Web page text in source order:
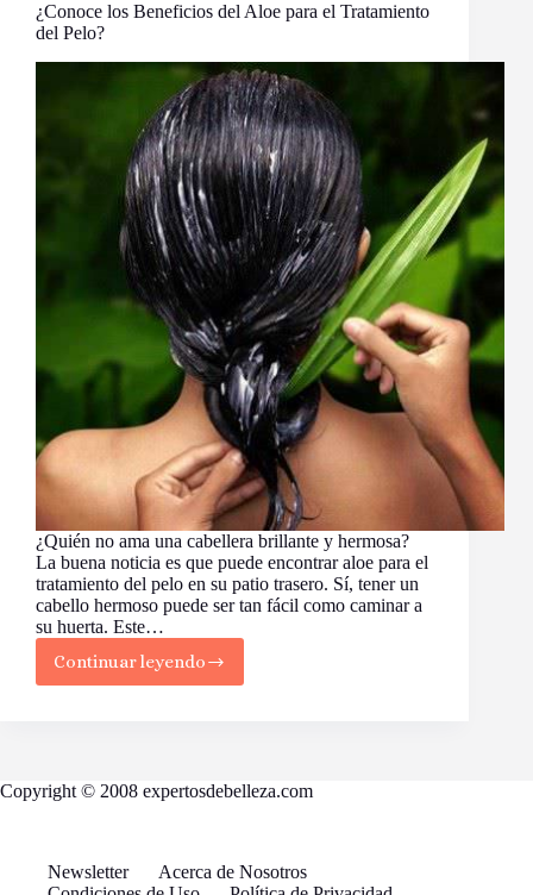
¿Conoce los Beneficios del Aloe para el Tratamiento
del Pelo?
¿Quién no ama una cabellera brillante y hermosa?
La buena noticia es que puede encontrar aloe para el
tratamiento del pelo en su patio trasero. Sí, tener un
cabello hermoso puede ser tan fácil como caminar a
su huerta. Este…
Continuar leyendo
¿Conoce
los
el
Pelo?
Copyright © 2008 expertosdebelleza.com
Newsletter
Acerca de Nosotros